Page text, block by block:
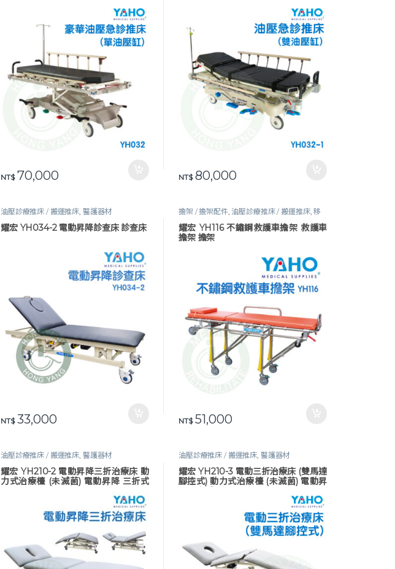
NT$70,000 NT$80,000
油壓診療推床 / 搬運推床, 醫護器材
耀宏 YH034-2 電動昇降診查床 診查床
NT$33,000
擔架 / 擔架配件,油壓診療推床 / 搬運推床,移
位輔具,行動輔具,醫護器材
耀宏 YH116 不鏽鋼救護車擔架 救護車
擔架 擔架
NT$51,000
油壓診療推床 / 搬運推床, 醫護器材
耀宏 YH210-2 電動昇降三折治療床 動
力式治療檯 (未滅菌) 電動昇降 三折式
油壓診療推床 / 搬運推床, 醫護器材
耀宏 YH210-3 電動三折治療床 (雙馬達
腳控式) 動力式治療檯 (未滅菌) 電動昇